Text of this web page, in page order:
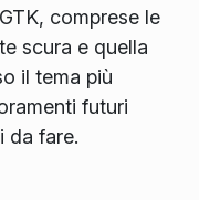
comprese le
scura e quella
il tema più
futuri
da fare.